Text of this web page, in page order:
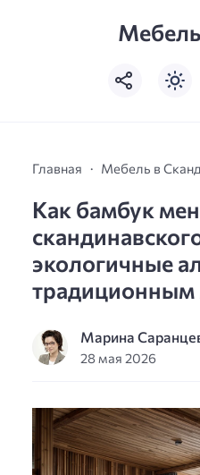
Главная Мебель в
Как бамбук
экологичные
традиционным
Марина
28 мая 2026